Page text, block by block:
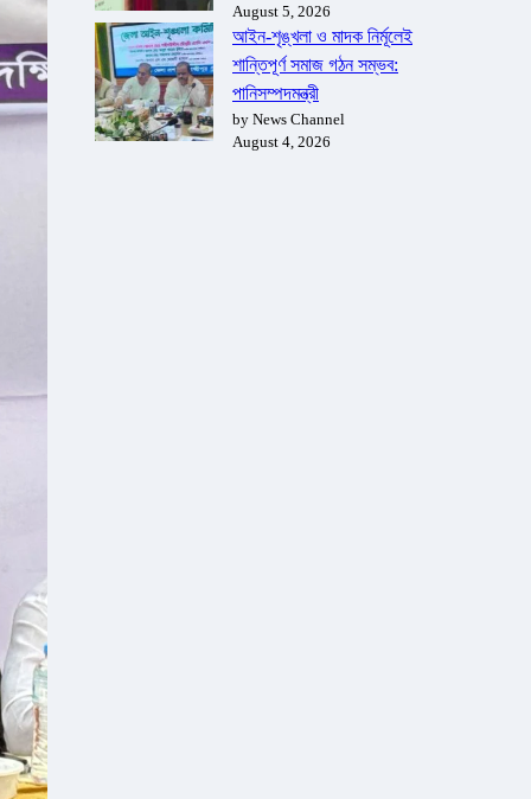
August 5, 2026
আইন-শৃঙ্খলা ও মাদক নির্মূলেই
শান্তিপূর্ণ সমাজ গঠন সম্ভব:
পানিসম্পদমন্ত্রী
by News Channel
August 4, 2026